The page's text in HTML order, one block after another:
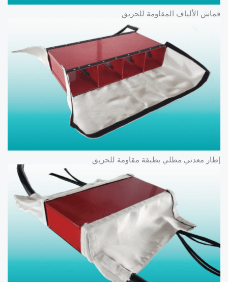
قماش الألياف المقاومة للحريق
إطار معدني مطلي بطبقة مقاومة للحريق